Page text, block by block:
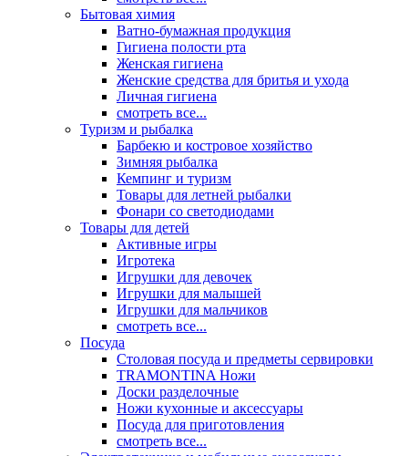
Бытовая химия
Ватно-бумажная продукция
Гигиена полости рта
Женская гигиена
Женские средства для бритья и ухода
Личная гигиена
смотреть все...
Туризм и рыбалка
Барбекю и костровое хозяйство
Зимняя рыбалка
Кемпинг и туризм
Товары для летней рыбалки
Фонари со светодиодами
Товары для детей
Активные игры
Игротека
Игрушки для девочек
Игрушки для малышей
Игрушки для мальчиков
смотреть все...
Посуда
Столовая посуда и предметы сервировки
TRAMONTINA Ножи
Доски разделочные
Ножи кухонные и аксессуары
Посуда для приготовления
смотреть все...